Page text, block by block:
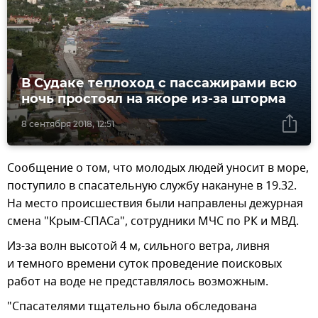
8 сентября 2018, 12:51
В Судаке теплоход с пассажирами всю
ночь простоял на якоре из-за шторма
Сообщение о том, что молодых людей уносит в море,
поступило в спасательную службу накануне в 19.32.
На место происшествия были направлены дежурная
смена "Крым-СПАСа", сотрудники МЧС по РК и МВД.
Из-за волн высотой 4 м, сильного ветра, ливня
и темного времени суток проведение поисковых
работ на воде не представлялось возможным.
"Спасателями тщательно была обследована